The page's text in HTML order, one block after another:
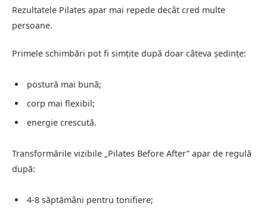
Rezultatele Pilates apar mai repede decât cred multe
persoane.
Primele schimbări pot fi simțite după doar câteva ședințe:
postură mai bună;
corp mai flexibil;
energie crescută.
Transformările vizibile „Pilates Before After” apar de regulă
după:
4-8 săptămâni pentru tonifiere;